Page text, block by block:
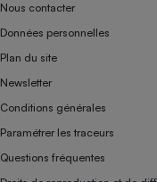
Nous contacter
Données personnelles
Plan du site
Newsletter
Conditions générales
Paramétrer les traceurs
Questions fréquentes